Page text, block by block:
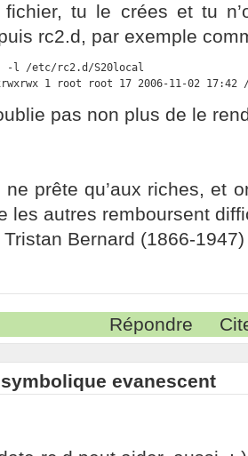
fichier, tu le crées et tu
rc2.d, par exemple
-l /etc/rc2.d/S20local
1 root root 17 2006-11-02
pas non plus de le
ne prête qu’aux riches, et
les autres remboursent
Tristan Bernard (1866-1947)
Répondre
evanescent